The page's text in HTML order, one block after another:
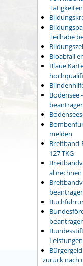
Teilhabe
Bioabfall
Blaue
Bodensee
melden
127 TKG
abrechnen
zurück nach